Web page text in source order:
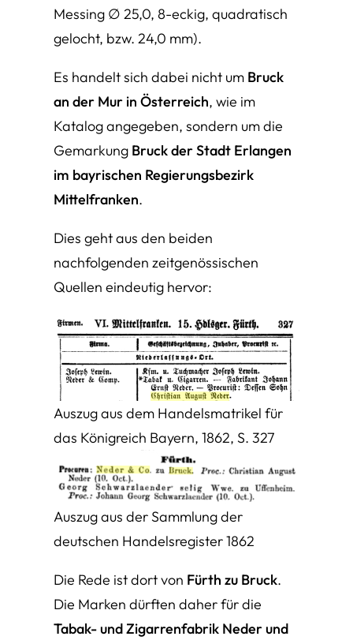
Messing ∅ 25,0, 8-eckig, quadratisch
gelocht, bzw. 24,0 mm).
Es handelt sich dabei nicht um Bruck
an der Mur in Österreich, wie im
Katalog angegeben, sondern um die
Gemarkung Bruck der Stadt Erlangen
im bayrischen Regierungsbezirk
Mittelfranken.
Dies geht aus den beiden
nachfolgenden zeitgenössischen
Quellen eindeutig hervor:
Auszug aus dem Handelsmatrikel für
das Königreich Bayern, 1862, S. 327
Auszug aus der Sammlung der
deutschen Handelsregister 1862
Die Rede ist dort von Fürth zu Bruck.
Die Marken dürften daher für die
Tabak- und Zigarrenfabrik Neder und